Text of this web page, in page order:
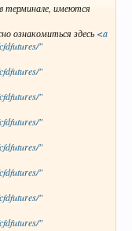
терминале, имеются
ознакомиться здесь <a
"
"
"
"
"
"
"
"